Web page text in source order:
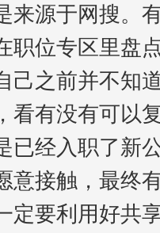
来源于网搜。
职位专区里盘
己之前并不知
看有没有可以
已经入职了新
意接触，最终
定要利用好共